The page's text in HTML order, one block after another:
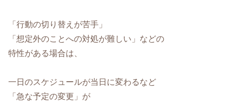
「行動の切り替えが苦手」
「想定外のことへの対処が難しい」などの
特性がある場合は、
一日のスケジュールが当日に変わるなど
「急な予定の変更」が